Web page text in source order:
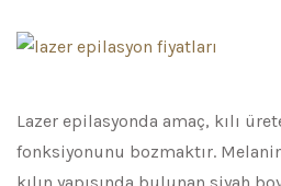
Lazer epilasyonda amaç, kılı
fonksiyonunu bozmaktır.